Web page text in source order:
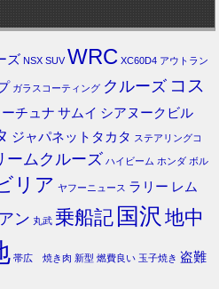
ズ NSX SUV WRC XC60D4 アウトラン
ガラスコーティング クルーズ コス
チュナ サムイ シアヌークビル
ジャパネットタカタ ステアリングコ
ームクルーズ ハイビーム ホンダ ボル
リア ヤフーニュース ラリー レム
ン 丸武 乗船記 国沢 地中
帯広 焼き肉 新型 燃費良い 玉子焼き 盗難